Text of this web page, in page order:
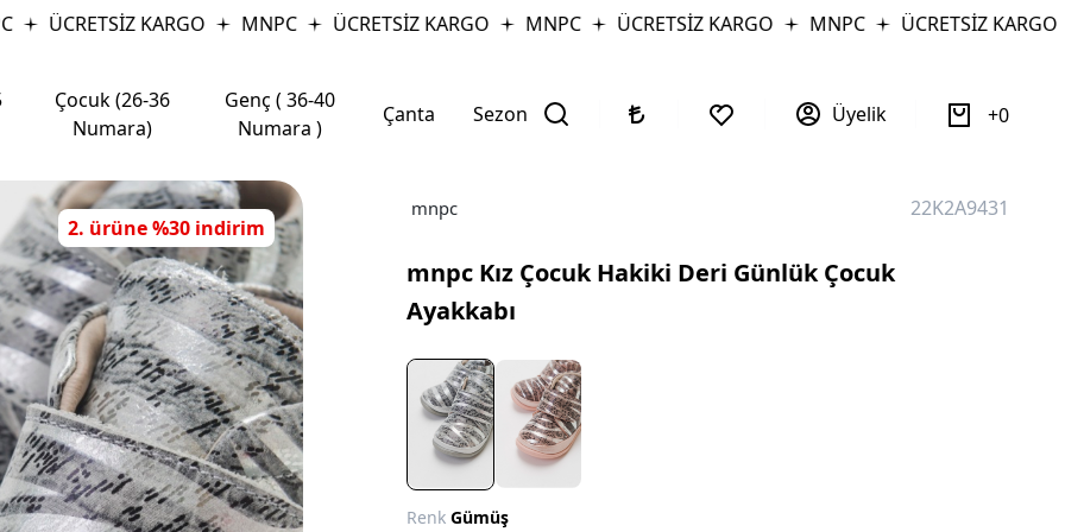
ÜCRETSİZ KARGO MNPC ÜCRETSİZ KARGO MNPC ÜCRETSİZ KARGO MNPC ÜCRETSİZ KARGO
Çocuk (26-36
Numara)
Genç ( 36-40
Numara )
Çanta Sezon Üyelik 0
2. ürüne %30 indirim
mnpc 22K2A9431
mnpc Kız Çocuk Hakiki Deri Günlük Çocuk
Ayakkabı
RenkGümüş